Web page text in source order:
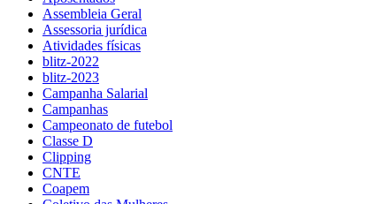
Assembleia Geral
Assessoria jurídica
Atividades físicas
blitz-2022
blitz-2023
Campanha Salarial
Campanhas
Campeonato de futebol
Classe D
Clipping
CNTE
Coapem